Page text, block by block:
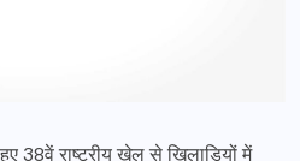
38वें राष्ट्रीय खेल से खिलाड़ियों में